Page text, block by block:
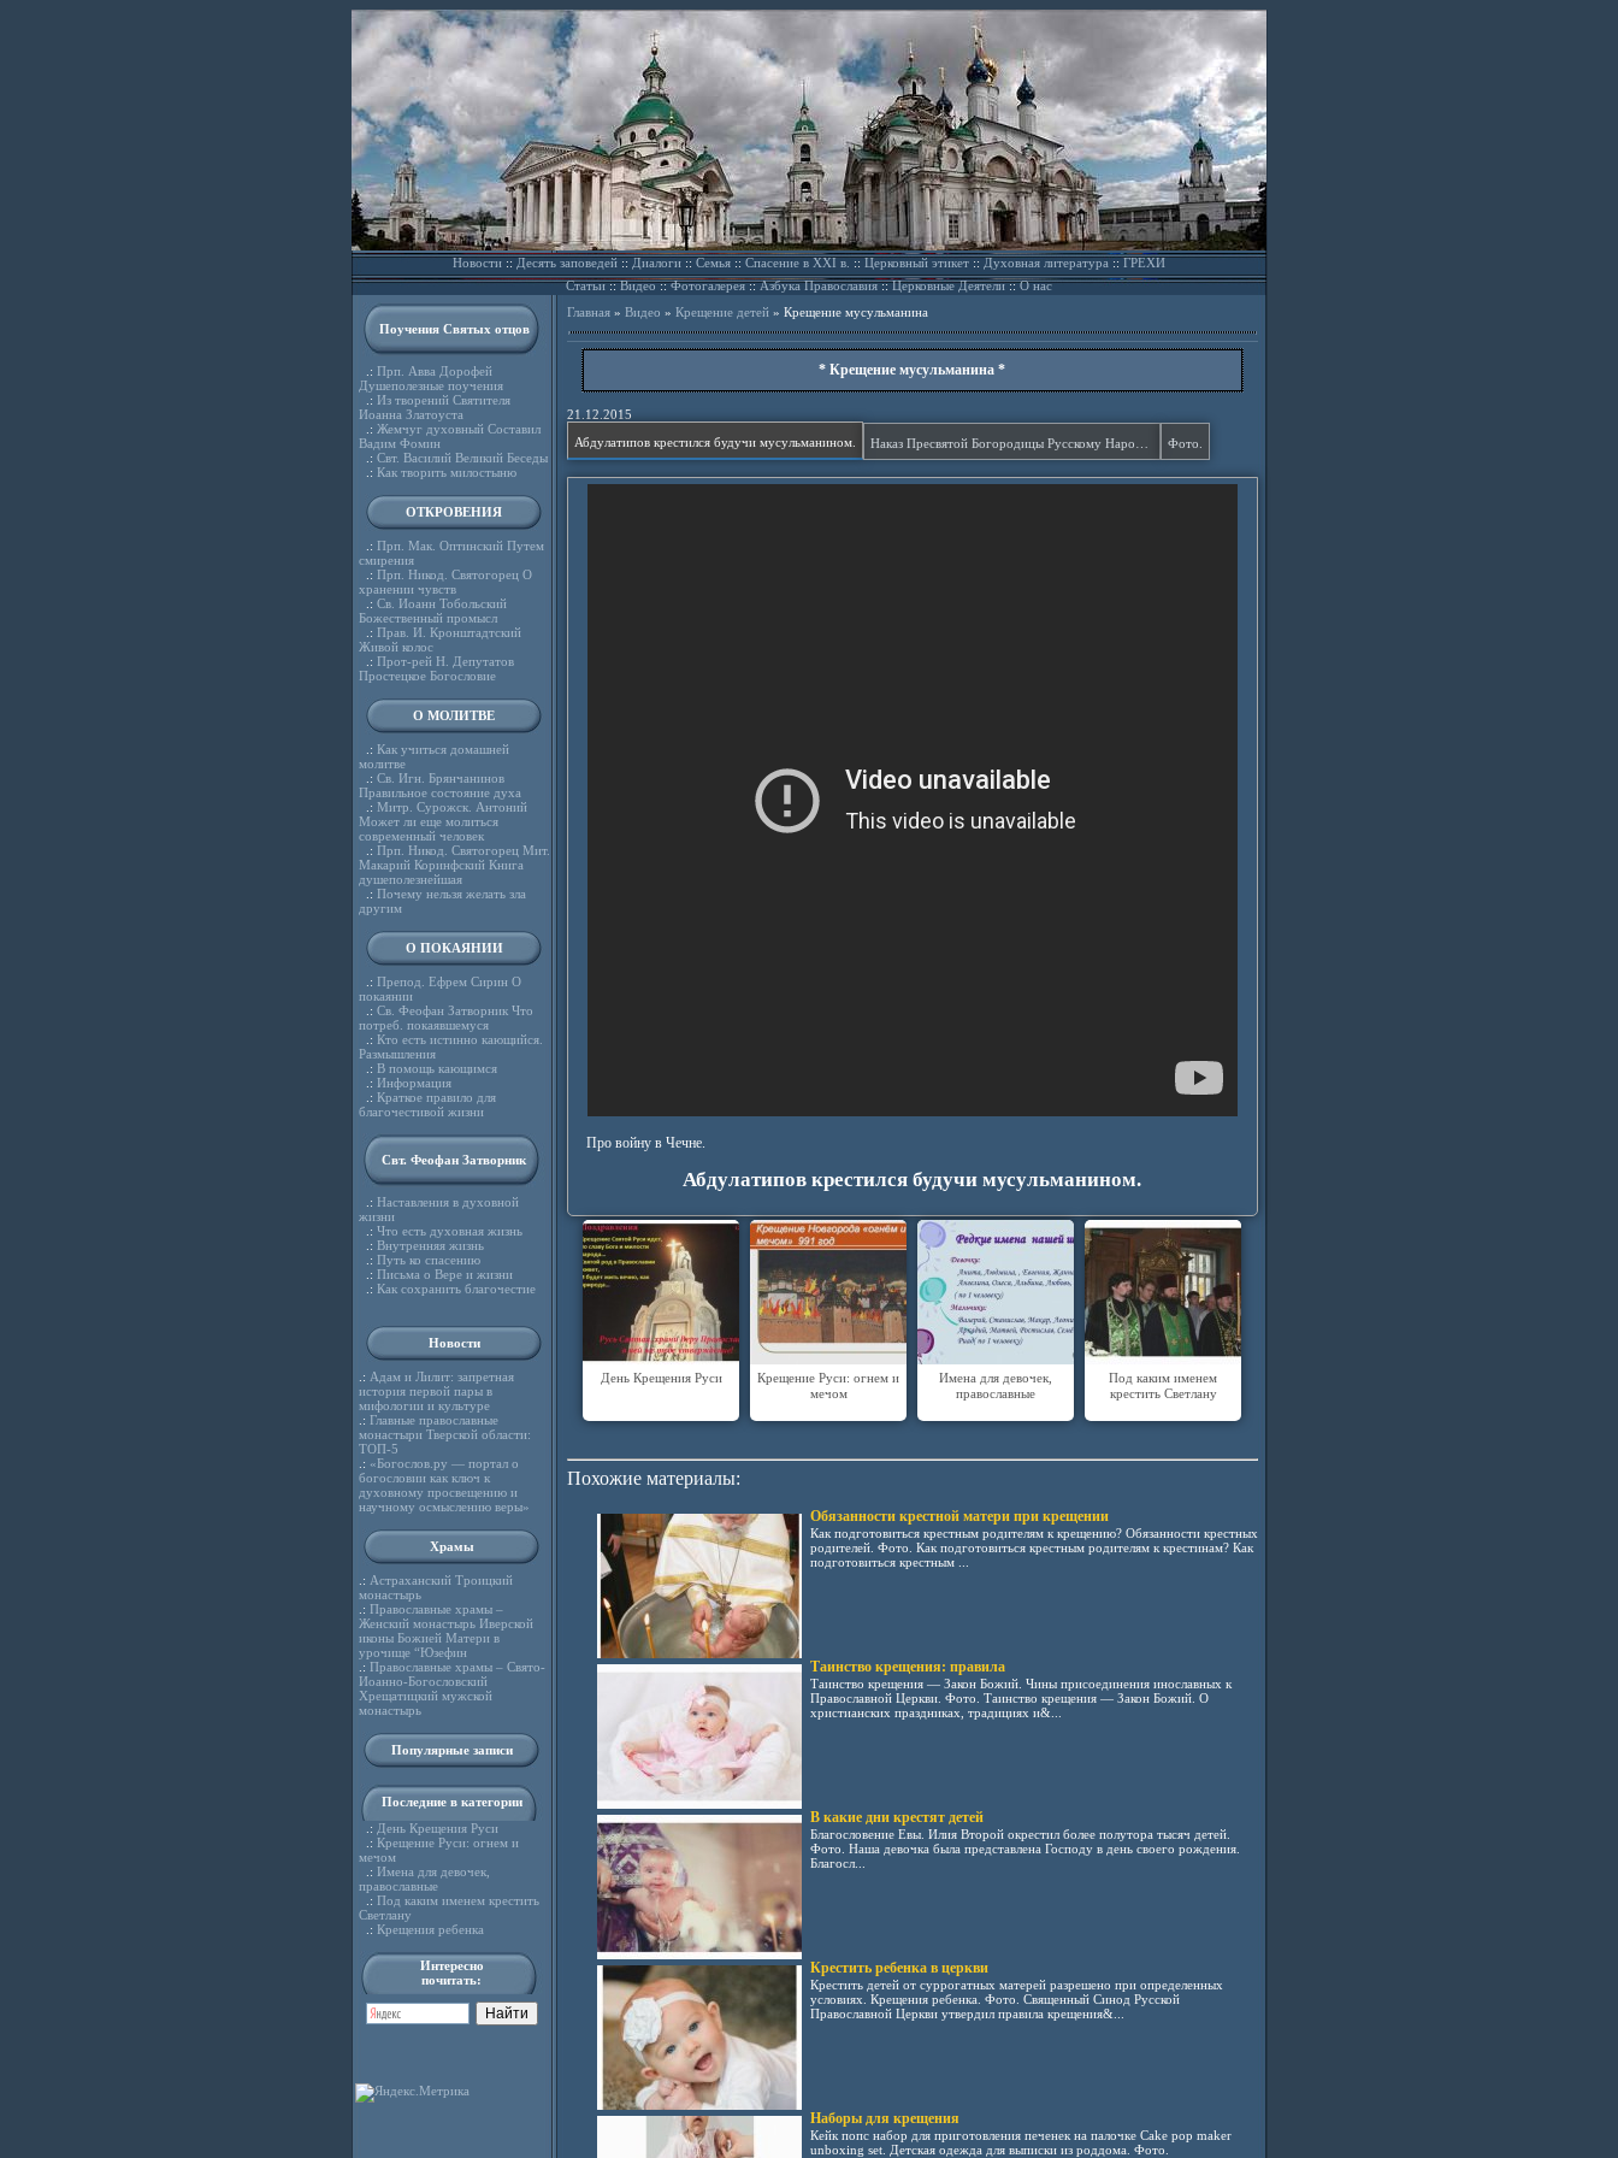
Новости::Десять заповедей::Диалоги::Семья::Спасение в XXI в.::Церковный этикет::Духовная литература::ГРЕХИ
Статьи::Видео ::Фотогалерея::Азбука Православия::Церковные Деятели::О нас
Поучения Святых отцов
.: Прп. Авва Дорофей
Душеполезные поучения
.: Из творений Святителя
Иоанна Златоуста
.: Жемчуг духовный Составил
Вадим Фомин
.: Свт. Василий Великий Беседы
.: Как творить милостыню
ОТКРОВЕНИЯ
.: Прп. Мак. Оптинский Путем
смирения
.: Прп. Никод. Святогорец О
хранении чувств
.: Св. Иоанн Тобольский
Божественный промысл
.: Прав. И. Кронштадтский
Живой колос
.: Прот-рей Н. Депутатов
Простецкое Богословие
О МОЛИТВЕ
.: Как учиться домашней
молитве
.: Св. Игн. Брянчанинов
Правильное состояние духа
.: Митр. Сурожск. Антоний
Может ли еще молиться
современный человек
.: Прп. Никод. Святогорец Мит.
Макарий Коринфский Книга
душеполезнейшая
.: Почему нельзя желать зла
другим
О ПОКАЯНИИ
.: Препод. Ефрем Сирин О
покаянии
.: Св. Феофан Затворник Что
потреб. покаявшемуся
.: Кто есть истинно кающийся.
Размышления
.: В помощь кающимся
.: Информация
.: Краткое правило для
благочестивой жизни
Свт. Феофан Затворник
.: Наставления в духовной
жизни
.: Что есть духовная жизнь
.: Внутренняя жизнь
.: Путь ко спасению
.: Письма о Вере и жизни
.: Как сохранить благочестие
Новости
.: Адам и Лилит: запретная
история первой пары в
мифологии и культуре
.: Главные православные
монастыри Тверской области:
ТОП-5
.: «Богослов.ру — портал о
богословии как ключ к
духовному просвещению и
научному осмыслению веры»
Храмы
.: Астраханский Троицкий
монастырь
.: Православные храмы –
Женский монастырь Иверской
иконы Божией Матери в
урочище “Юзефин
.: Православные храмы – Свято-
Иоанно-Богословский
Хрещатицкий мужской
монастырь
Популярные записи
Последние в категории
.: День Крещения Руси
.: Крещение Руси: огнем и
мечом
.: Имена для девочек,
православные
.: Под каким именем крестить
Светлану
.: Крещения ребенка
Интересно
почитать:
Главная» Видео » Крещение детей» Крещение мусульманина
* Крещение мусульманина *
21.12.2015
Абдулатипов крестился будучи мусульманином.
Фото.
Про войну в Чечне.
Абдулатипов крестился будучи мусульманином.
День Крещения Руси
Крещение Руси: огнем и
мечом
Имена для девочек,
православные
Под каким именем
крестить Светлану
Похожие материалы:
Обязанности крестной матери при крещении
Как подготовиться крестным родителям к крещению? Обязанности крестных
родителей. Фото. Как подготовиться крестным родителям к крестинам? Как
подготовиться крестным ...
Таинство крещения: правила
Таинство крещения — Закон Божий. Чины присоединения инославных к
Православной Церкви. Фото. Таинство крещения — Закон Божий. О
христианских праздниках, традициях и&...
В какие дни крестят детей
Благословение Евы. Илия Второй окрестил более полутора тысяч детей.
Фото. Наша девочка была представлена Господу в день своего рождения.
Благосл...
Крестить ребенка в церкви
Крестить детей от суррогатных матерей разрешено при определенных
условиях. Крещения ребенка. Фото. Священный Синод Русской
Православной Церкви утвердил правила крещения&...
Наборы для крещения
Кейк попс набор для приготовления печенек на палочке Cake pop maker
unboxing set. Детская одежда для выписки из роддома. Фото.